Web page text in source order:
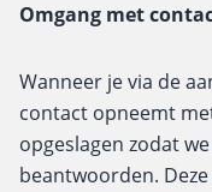
Omgang met
Wanneer je via de
contact opneemt
opgeslagen zodat
beantwoorden.